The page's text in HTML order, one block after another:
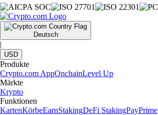
Deutsch
|
USD
Produkte
Crypto.com AppOnchainLevel Up
Märkte
Krypto
Funktionen
KartenKörbeEarnStakingDeFi StakingPayPrime